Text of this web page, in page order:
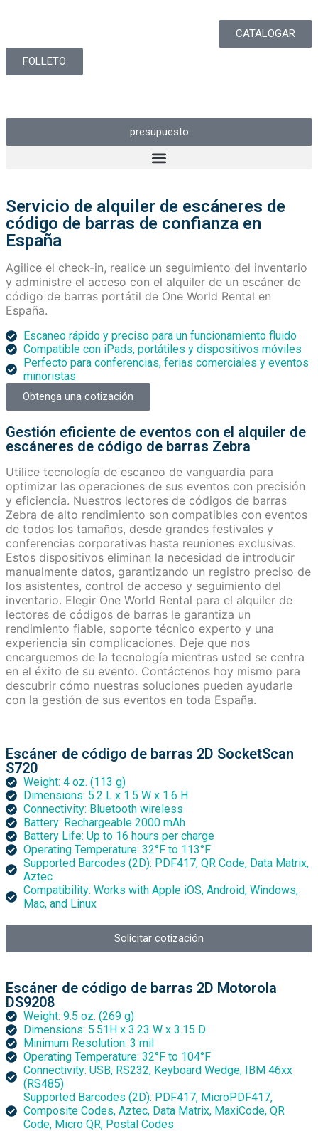
CATALOGAR
FOLLETO
presupuesto
Servicio de alquiler de escáneres de
código de barras de confianza en
España
Agilice el check-in, realice un seguimiento del inventario
y administre el acceso con el alquiler de un escáner de
código de barras portátil de One World Rental en
España.
Escaneo rápido y preciso para un funcionamiento fluido
Compatible con iPads, portátiles y dispositivos móviles
Perfecto para conferencias, ferias comerciales y eventos
minoristas
Obtenga una cotización
Gestión eficiente de eventos con el alquiler de
escáneres de código de barras Zebra
Utilice tecnología de escaneo de vanguardia para
optimizar las operaciones de sus eventos con precisión
y eficiencia. Nuestros lectores de códigos de barras
Zebra de alto rendimiento son compatibles con eventos
de todos los tamaños, desde grandes festivales y
conferencias corporativas hasta reuniones exclusivas.
Estos dispositivos eliminan la necesidad de introducir
manualmente datos, garantizando un registro preciso de
los asistentes, control de acceso y seguimiento del
inventario. Elegir One World Rental para el alquiler de
lectores de códigos de barras le garantiza un
rendimiento fiable, soporte técnico experto y una
experiencia sin complicaciones. Deje que nos
encarguemos de la tecnología mientras usted se centra
en el éxito de su evento. Contáctenos hoy mismo para
descubrir cómo nuestras soluciones pueden ayudarle
con la gestión de sus eventos en toda España.
Escáner de código de barras 2D SocketScan
S720
Weight: 4 oz. (113 g)
Dimensions: 5.2 L x 1.5 W x 1.6 H
Connectivity: Bluetooth wireless
Battery: Rechargeable 2000 mAh
Battery Life: Up to 16 hours per charge
Operating Temperature: 32°F to 113°F
Supported Barcodes (2D): PDF417, QR Code, Data Matrix,
Aztec
Compatibility: Works with Apple iOS, Android, Windows,
Mac, and Linux
Solicitar cotización
Escáner de código de barras 2D Motorola
DS9208
Weight: 9.5 oz. (269 g)
Dimensions: 5.51H x 3.23 W x 3.15 D
Minimum Resolution: 3 mil
Operating Temperature: 32°F to 104°F
Connectivity: USB, RS232, Keyboard Wedge, IBM 46xx
(RS485)
Supported Barcodes (2D): PDF417, MicroPDF417,
Composite Codes, Aztec, Data Matrix, MaxiCode, QR
Code, Micro QR, Postal Codes